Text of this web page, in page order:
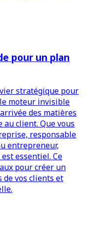
pour un plan
stratégique pour
moteur invisible
des matières
client. Que vous
responsable
entrepreneur,
essentiel. Ce
pour créer un
de vos clients et